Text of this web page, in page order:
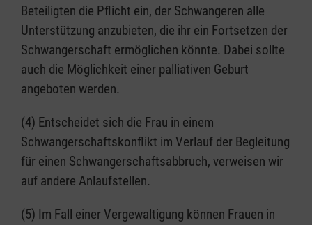
Beteiligten die Pflicht ein, der Schwangeren alle
Unterstützung anzubieten, die ihr ein Fortsetzen der
Schwangerschaft ermöglichen könnte. Dabei sollte
auch die Möglichkeit einer palliativen Geburt
angeboten werden.
(4) Entscheidet sich die Frau in einem
Schwangerschaftskonflikt im Verlauf der Begleitung
für einen Schwangerschaftsabbruch, verweisen wir
auf andere Anlaufstellen.
(5) Im Fall einer Vergewaltigung können Frauen in